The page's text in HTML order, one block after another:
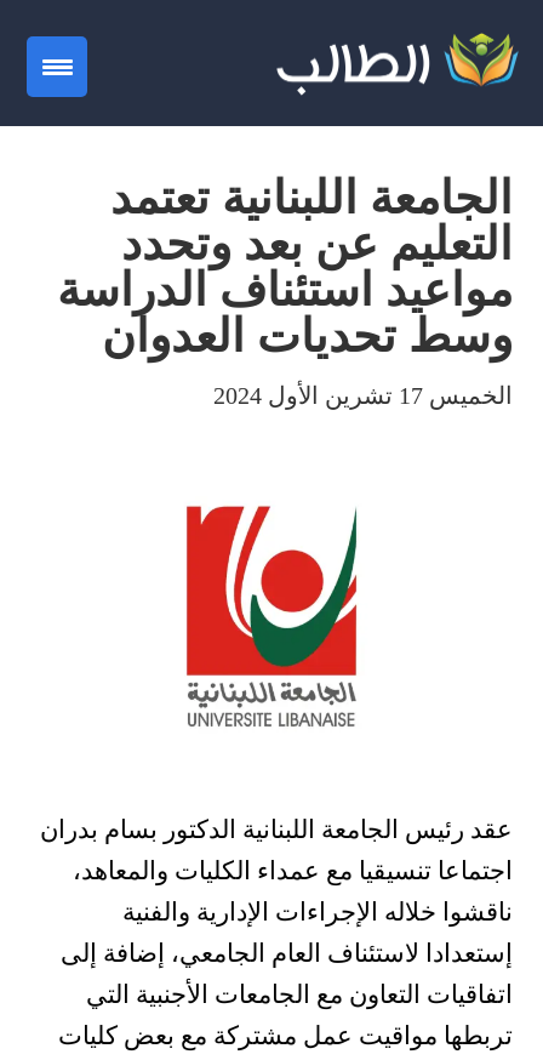
الجامعة اللبنانية تعتمد
التعليم عن بعد وتحدد
مواعيد استئناف الدراسة
وسط تحديات العدوان
الخميس 17 تشرين الأول 2024
عقد رئيس الجامعة اللبنانية الدكتور بسام بدران
اجتماعا تنسيقيا مع عمداء الكليات والمعاهد،
ناقشوا خلاله الإجراءات الإدارية والفنية
إستعدادا لاستئناف العام الجامعي، إضافة إلى
اتفاقيات التعاون مع الجامعات الأجنبية التي
تربطها مواقيت عمل مشتركة مع بعض كليات